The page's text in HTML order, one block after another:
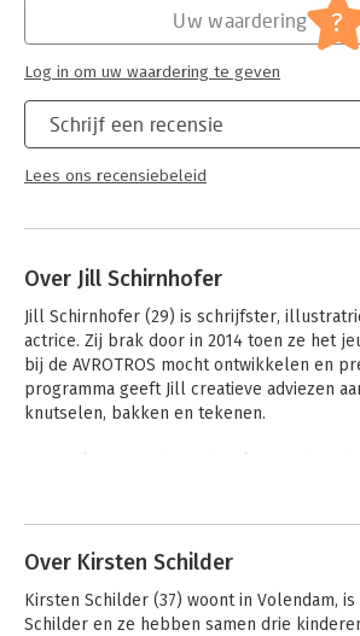
Schrijf een recensie
Lees ons recensiebeleid
Uw waardering ?
Log in om uw waardering te geven
Over Jill Schirnhofer
Jill Schirnhofer (29) is schrijfster,
actrice. Zij brak door in 2014 toen ze het
bij de AVROTROS mocht ontwikkelen en
programma geeft Jill creatieve adviezen
knutselen, bakken en tekenen.
Over Kirsten Schilder
Kirsten Schilder (37) woont in Volendam,
Schilder en ze hebben samen drie